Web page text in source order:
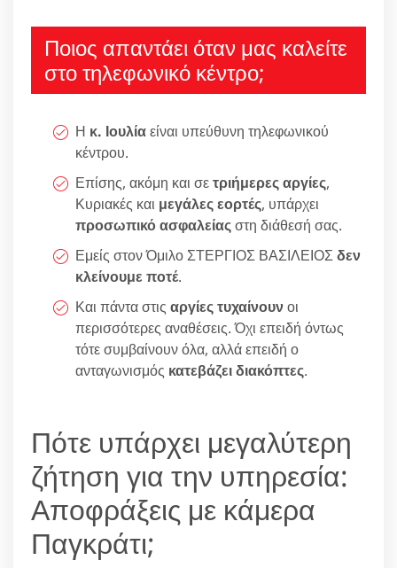
Ποιος απαντάει όταν μας καλείτε
στο τηλεφωνικό κέντρο;
Η κ. Ιουλίαείναι υπεύθυνη τηλεφωνικού
κέντρου.
Επίσης, ακόμη και σετριήμερες αργίες,
Κυριακές και μεγάλες εορτές, υπάρχει
προσωπικό ασφαλείαςστη διάθεσή σας.
Εμείς στον Όμιλο ΣΤΕΡΓΙΟΣ ΒΑΣΙΛΕΙΟΣδεν
κλείνουμε ποτέ.
Και πάντα στις αργίες τυχαίνουνοι
περισσότερες αναθέσεις. Όχι επειδή όντως
τότε συμβαίνουν όλα, αλλά επειδή ο
ανταγωνισμός κατεβάζει διακόπτες.
Πότε υπάρχει μεγαλύτερη
ζήτηση για την υπηρεσία:
Αποφράξεις με κάμερα
Παγκράτι;